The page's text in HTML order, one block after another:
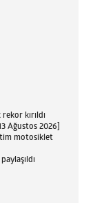
kırıldı
Ağustos 2026]
motosiklet